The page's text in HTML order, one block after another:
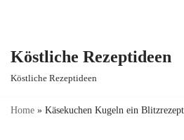
content
Köstliche Rezeptideen
Köstliche Rezeptideen
Home » Käsekuchen Kugeln ein